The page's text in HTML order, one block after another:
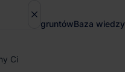
Sprzedaż gruntówBaza wiedzy
Ci